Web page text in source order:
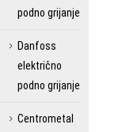
podno grijanje
Danfoss
električno
podno grijanje
Centrometal